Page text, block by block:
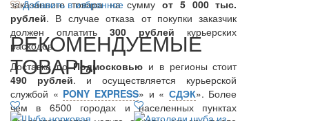
заказанного товара на суммуот 5 000 тыс.
рублей. В случае отказа от покупки заказчик
должен оплатить300 рублей курьерских
расходов.
Доставка поПодмосковью и в регионы стоит
490 рублей. и осуществляется курьерской
службой « PONY EXPRESS» и « СДЭК». Более
чем в 6500 городах и населенных пунктах
Добавить в избранное
РЕКОМЕНДУЕМЫЕ
ТОВАРЫ